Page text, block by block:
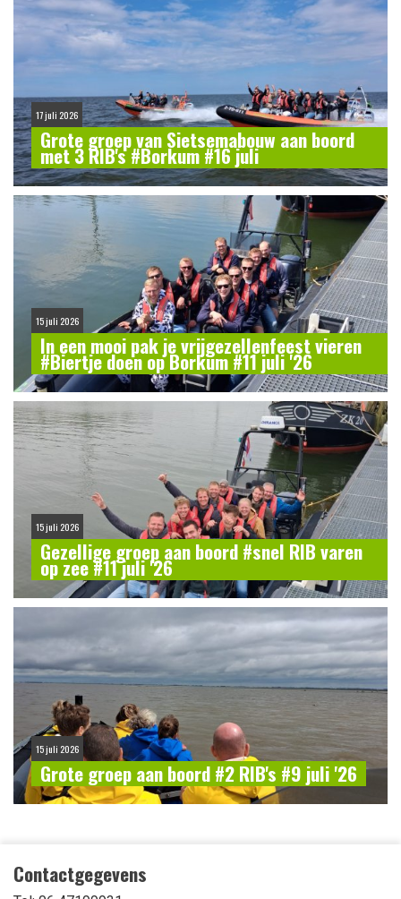
17 juli 2026
Grote groep van Sietsemabouw aan boord
met 3 RIB's #Borkum #16 juli
15 juli 2026
In een mooi pak je vrijgezellenfeest vieren
#Biertje doen op Borkum #11 juli '26
15 juli 2026
Gezellige groep aan boord #snel RIB varen
op zee #11 juli '26
15 juli 2026
Grote groep aan boord #2 RIB's #9 juli '26
Contactgegevens